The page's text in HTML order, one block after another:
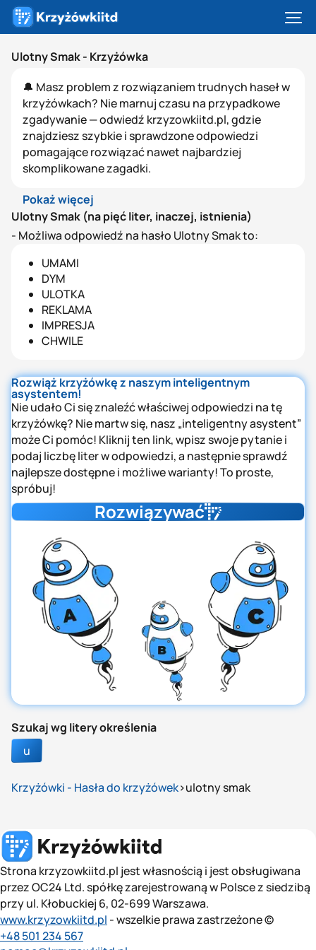
Ulotny Smak - Krzyżówka
🔔 Masz problem z rozwiązaniem trudnych haseł w
krzyżówkach? Nie marnuj czasu na przypadkowe
zgadywanie — odwiedź krzyzowkiitd.pl, gdzie
znajdziesz szybkie i sprawdzone odpowiedzi
pomagające rozwiązać nawet najbardziej
skomplikowane zagadki.
Pokaż więcej
Ulotny Smak (na pięć liter, inaczej, istnienia)
- Możliwa odpowiedź na hasło Ulotny Smak to:
UMAMI
DYM
ULOTKA
REKLAMA
IMPRESJA
CHWILE
Rozwiąż krzyżówkę z naszym inteligentnym
asystentem!
Nie udało Ci się znaleźć właściwej odpowiedzi na tę
krzyżówkę? Nie martw się, nasz „inteligentny asystent”
może Ci pomóc! Kliknij ten link, wpisz swoje pytanie i
podaj liczbę liter w odpowiedzi, a następnie sprawdź
najlepsze dostępne i możliwe warianty! To proste,
spróbuj!
Rozwiązywać
Szukaj wg litery określenia
u
Krzyżówki - Hasła do krzyżówek ulotny smak
Strona krzyzowkiitd.pl jest własnością i jest obsługiwana
przez OC24 Ltd. spółkę zarejestrowaną w Polsce z siedzibą
przy ul. Kłobuckiej 6, 02-699 Warszawa.
www.krzyzowkiitd.pl - wszelkie prawa zastrzeżone ©
+48 501 234 567